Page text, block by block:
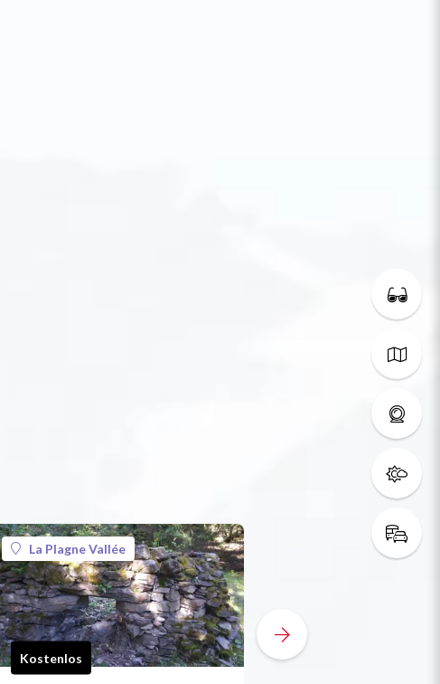
La Plagne Vallée
Kostenlos
La Plagne Vallée